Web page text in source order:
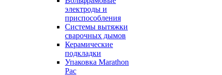
электроды и
приспособления
Системы вытяжки
сварочных дымов
Керамические
подкладки
Упаковка Marathon
Pac